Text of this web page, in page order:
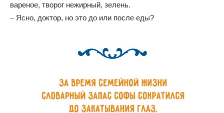
вареное, творог нежирный, зелень.
– Ясно, доктор, но это до или после еды?